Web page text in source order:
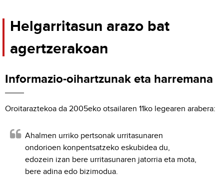
Helgarritasun arazo bat
agertzerakoan
Informazio-oihartzunak eta harremana
Oroitaraztekoa da 2005eko otsailaren 11ko legearen arabera:
Ahalmen urriko pertsonak urritasunaren
ondorioen konpentsatzeko eskubidea du,
edozein izan bere urritasunaren jatorria eta mota,
bere adina edo bizimodua.